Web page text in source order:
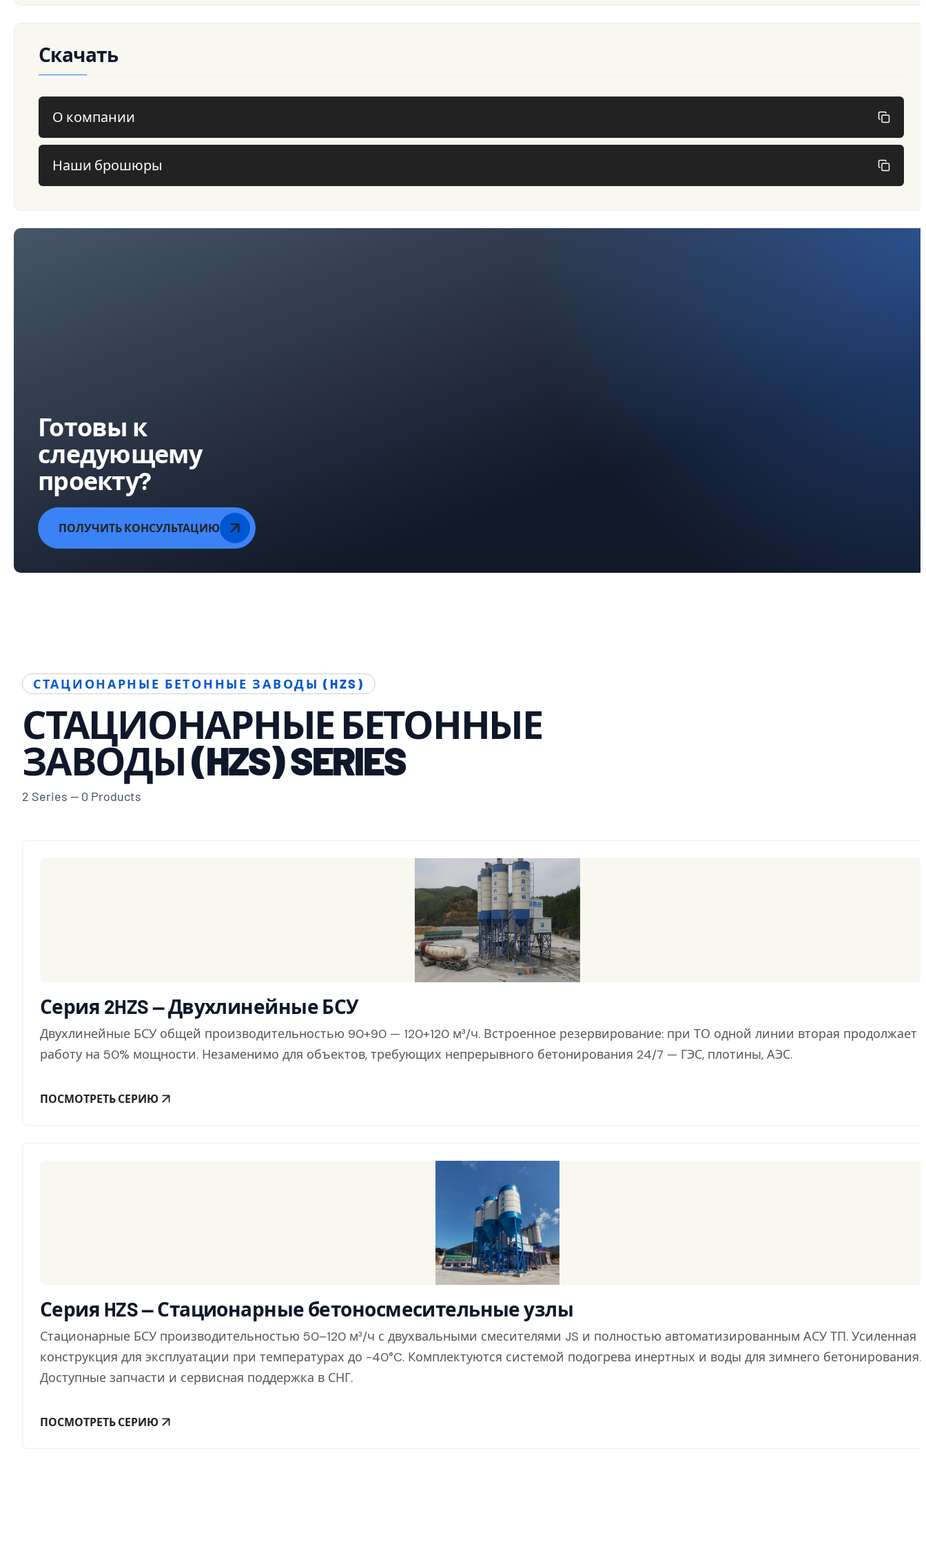
Скачать
О компании
Наши брошюры
Готовы к
следующему
проекту?
ПОЛУЧИТЬ КОНСУЛЬТАЦИЮ
СТАЦИОНАРНЫЕ БЕТОННЫЕ ЗАВОДЫ (HZS)
СТАЦИОНАРНЫЕ БЕТОННЫЕ
ЗАВОДЫ (HZS) SERIES
2 Series — 0 Products
Серия 2HZS — Двухлинейные БСУ
Двухлинейные БСУ общей производительностью 90+90 — 120+120 м³/ч. Встроенное резервирование: при ТО одной линии вторая продолжает
работу на 50% мощности. Незаменимо для объектов, требующих непрерывного бетонирования 24/7 — ГЭС, плотины, АЭС.
ПОСМОТРЕТЬ СЕРИЮ
Серия HZS — Стационарные бетоносмесительные узлы
Стационарные БСУ производительностью 50–120 м³/ч с двухвальными смесителями JS и полностью автоматизированным АСУ ТП. Усиленная
конструкция для эксплуатации при температурах до -40°C. Комплектуются системой подогрева инертных и воды для зимнего бетонирования.
Доступные запчасти и сервисная поддержка в СНГ.
ПОСМОТРЕТЬ СЕРИЮ